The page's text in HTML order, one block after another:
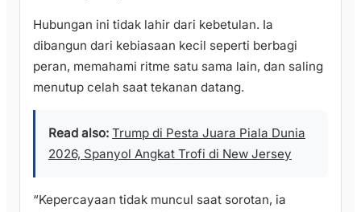
Hubungan ini tidak lahir dari kebetulan. Ia
dibangun dari kebiasaan kecil seperti berbagi
peran, memahami ritme satu sama lain, dan saling
menutup celah saat tekanan datang.
Read also: Trump di Pesta Juara Piala Dunia
2026, Spanyol Angkat Trofi di New Jersey
“Kepercayaan tidak muncul saat sorotan, ia